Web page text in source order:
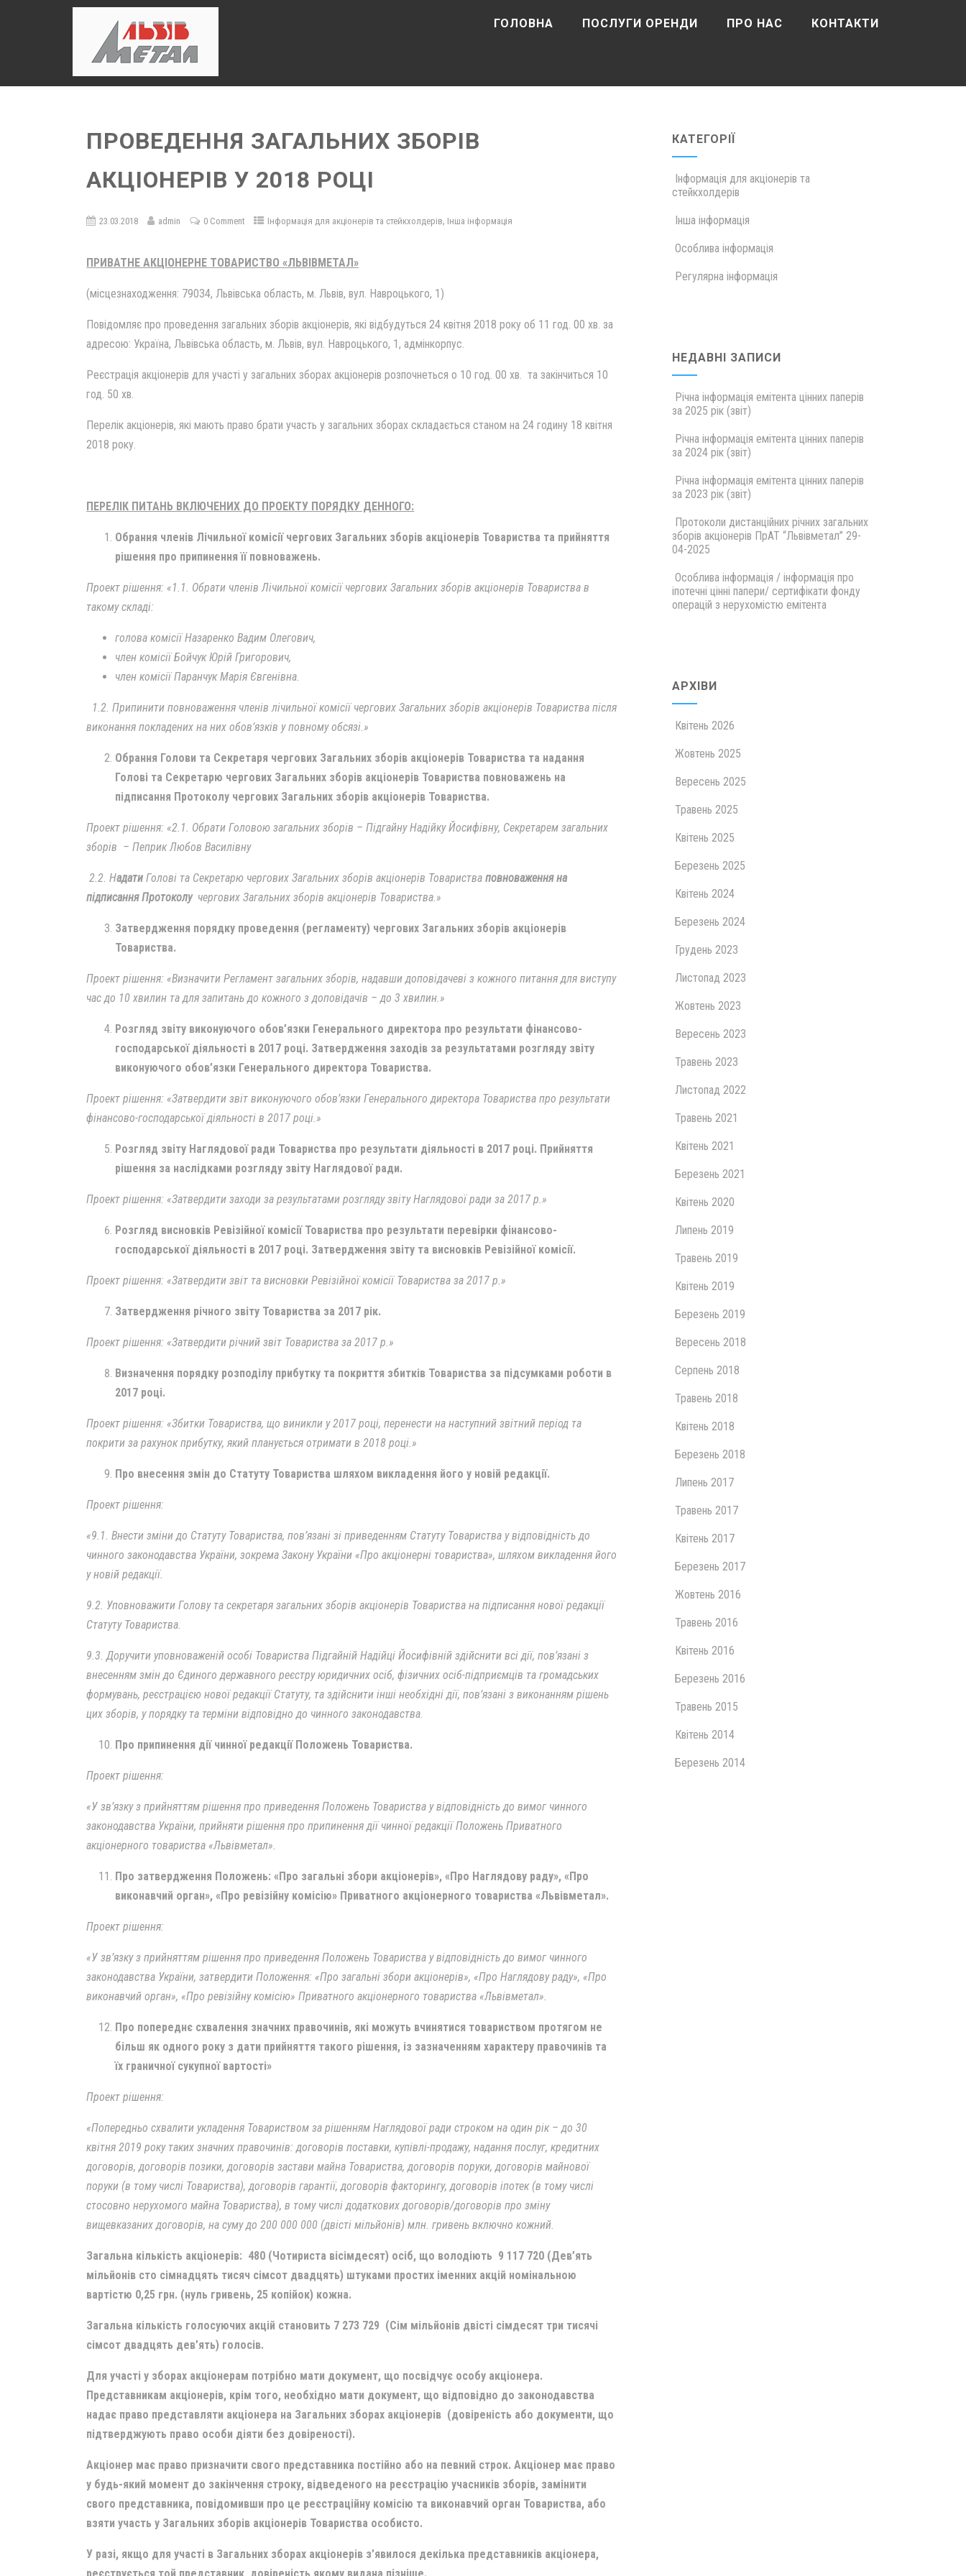
ГОЛОВНА ПОСЛУГИ ОРЕНДИ ПРО НАС КОНТАКТИ
ПРОВЕДЕННЯ ЗАГАЛЬНИХ ЗБОРІВ
АКЦІОНЕРІВ У 2018 РОЦІ
23.03.2018 admin 0 Comment Інформація для акціонерів та стейкхолдерів, Інша інформація
ПРИВАТНЕ АКЦІОНЕРНЕ ТОВАРИСТВО «ЛЬВІВМЕТАЛ»
(місцезнаходження: 79034, Львівська область, м. Львів, вул. Навроцького, 1)
Повідомляє про проведення загальних зборів акціонерів, які відбудуться 24 квітня 2018 року об 11 год. 00 хв. за
адресою: Україна, Львівська область, м. Львів, вул. Навроцького, 1, адмінкорпус.
Реєстрація акціонерів для участі у загальних зборах акціонерів розпочнеться о 10 год. 00 хв. та закінчиться 10
год. 50 хв.
Перелік акціонерів, які мають право брати участь у загальних зборах складається станом на 24 годину 18 квітня
2018 року.
ПЕРЕЛІК ПИТАНЬ ВКЛЮЧЕНИХ ДО ПРОЕКТУ ПОРЯДКУ ДЕННОГО:
Обрання членів Лічильної комісії чергових Загальних зборів акціонерів Товариства та прийняття
рішення про припинення її повноважень.
Проект рішення: «1.1. Обрати членів Лічильної комісії чергових Загальних зборів акціонерів Товариства в
такому складі:
голова комісії Назаренко Вадим Олегович,
член комісії Бойчук Юрій Григорович,
член комісії Паранчук Марія Євгенівна.
1.2. Припинити повноваження членів лічильної комісії чергових Загальних зборів акціонерів Товариства після
виконання покладених на них обов’язків у повному обсязі.»
Обрання Голови та Секретаря чергових Загальних зборів акціонерів Товариства та надання
Голові та Секретарю чергових Загальних зборів акціонерів Товариства повноважень на
підписання Протоколу чергових Загальних зборів акціонерів Товариства.
Проект рішення: «2.1. Обрати Головою загальних зборів – Підгайну Надійку Йосифівну, Секретарем загальних
зборів – Пеприк Любов Василівну
2.2. НадатиГолові та Секретарю чергових Загальних зборів акціонерів Товаристваповноваження на
підписання Протоколу чергових Загальних зборів акціонерів Товариства.»
Затвердження порядку проведення (регламенту) чергових Загальних зборів акціонерів
Товариства.
Проект рішення: «Визначити Регламент загальних зборів, надавши доповідачеві з кожного питання для виступу
час до 10 хвилин та для запитань до кожного з доповідачів – до 3 хвилин.»
Розгляд звіту виконуючого обов’язки Генерального директора про результати фінансово-
господарської діяльності в 2017 році. Затвердження заходів за результатами розгляду звіту
виконуючого обов’язки Генерального директора Товариства.
Проект рішення: «Затвердити звіт виконуючого обов’язки Генерального директора Товариства про результати
фінансово-господарської діяльності в 2017 році.»
Розгляд звіту Наглядової ради Товариства про результати діяльності в 2017 році. Прийняття
рішення за наслідками розгляду звіту Наглядової ради.
Проект рішення: «Затвердити заходи за результатами розгляду звіту Наглядової ради за 2017 р.»
Розгляд висновків Ревізійної комісії Товариства про результати перевірки фінансово-
господарської діяльності в 2017 році. Затвердження звіту та висновків Ревізійної комісії.
Проект рішення: «Затвердити звіт та висновки Ревізійної комісії Товариства за 2017 р.»
Затвердження річного звіту Товариства за 2017 рік.
Проект рішення: «Затвердити річний звіт Товариства за 2017 р.»
Визначення порядку розподілу прибутку та покриття збитків Товариства за підсумками роботи в
2017 році.
Проект рішення: «Збитки Товариства, що виникли у 2017 році, перенести на наступний звітний період та
покрити за рахунок прибутку, який планується отримати в 2018 році.»
Про внесення змін до Статуту Товариства шляхом викладення його у новій редакції.
Проект рішення:
«9.1. Внести зміни до Статуту Товариства, пов’язані зі приведенням Статуту Товариства у відповідність до
чинного законодавства України, зокрема Закону України «Про акціонерні товариства», шляхом викладення його
у новій редакції.
9.2. Уповноважити Голову та секретаря загальних зборів акціонерів Товариства на підписання нової редакції
Статуту Товариства.
9.3. Доручити уповноваженій особі Товариства Підгайній Надійці Йосифівній здійснити всі дії, пов’язані з
внесенням змін до Єдиного державного реєстру юридичних осіб, фізичних осіб-підприємців та громадських
формувань, реєстрацією нової редакції Статуту, та здійснити інші необхідні дії, пов’язані з виконанням рішень
цих зборів, у порядку та терміни відповідно до чинного законодавства.
Про припинення дії чинної редакції Положень Товариства.
Проект рішення:
«У зв’язку з прийняттям рішення про приведення Положень Товариства у відповідність до вимог чинного
законодавства України, прийняти рішення про припинення дії чинної редакції Положень Приватного
акціонерного товариства «Львівметал».
Про затвердження Положень: «Про загальні збори акціонерів», «Про Наглядову раду», «Про
виконавчий орган», «Про ревізійну комісію» Приватного акціонерного товариства «Львівметал».
Проект рішення:
«У зв’язку з прийняттям рішення про приведення Положень Товариства у відповідність до вимог чинного
законодавства України, затвердити Положення: «Про загальні збори акціонерів», «Про Наглядову раду», «Про
виконавчий орган», «Про ревізійну комісію» Приватного акціонерного товариства «Львівметал».
Про попереднє схвалення значних правочинів, які можуть вчинятися товариством протягом не
більш як одного року з дати прийняття такого рішення, із зазначенням характеру правочинів та
їх граничної сукупної вартості»
Проект рішення:
«Попередньо схвалити укладення Товариством за рішенням Наглядової ради строком на один рік – до 30
квітня 2019 року таких значних правочинів: договорів поставки, купівлі-продажу, надання послуг, кредитних
договорів, договорів позики, договорів застави майна Товариства, договорів поруки, договорів майнової
поруки (в тому числі Товариства), договорів гарантії, договорів факторингу, договорів іпотек (в тому числі
стосовно нерухомого майна Товариства), в тому числі додаткових договорів/договорів про зміну
вищевказаних договорів, на суму до 200 000 000 (двісті мільйонів) млн. гривень включно кожний.
Загальна кількість акціонерів: 480 (Чотириста вісімдесят) осіб, що володіють 9 117 720 (Дев’ять
мільйонів сто сімнадцять тисяч сімсот двадцять) штуками простих іменних акцій номінальною
вартістю 0,25 грн. (нуль гривень, 25 копійок) кожна.
Загальна кількість голосуючих акцій становить 7 273 729 (Сім мільйонів двісті сімдесят три тисячі
сімсот двадцять дев’ять) голосів.
Для участі у зборах акціонерам потрібно мати документ, що посвідчує особу акціонера.
Представникам акціонерів, крім того, необхідно мати документ, що відповідно до законодавства
надає право представляти акціонера на Загальних зборах акціонерів (довіреність або документи, що
підтверджують право особи діяти без довіреності).
Акціонер має право призначити свого представника постійно або на певний строк. Акціонер має право
у будь-який момент до закінчення строку, відведеного на реєстрацію учасників зборів, замінити
свого представника, повідомивши про це реєстраційну комісію та виконавчий орган Товариства, або
взяти участь у Загальних зборів акціонерів Товариства особисто.
У разі, якщо для участі в Загальних зборах акціонерів з’явилося декілька представників акціонера,
КАТЕГОРІЇ
Інформація для акціонерів та
стейкхолдерів
Інша інформація
Особлива інформація
Регулярна інформація
НЕДАВНІ ЗАПИСИ
Річна інформація емітента цінних паперів
за 2025 рік (звіт)
Річна інформація емітента цінних паперів
за 2024 рік (звіт)
Річна інформація емітента цінних паперів
за 2023 рік (звіт)
Протоколи дистанційних річних загальних
зборів акціонерів ПрАТ “Львівметал” 29-
04-2025
Особлива інформація / інформація про
іпотечні цінні папери/ сертифікати фонду
операцій з нерухомістю емітента
АРХІВИ
Квітень 2026
Жовтень 2025
Вересень 2025
Травень 2025
Квітень 2025
Березень 2025
Квітень 2024
Березень 2024
Грудень 2023
Листопад 2023
Жовтень 2023
Вересень 2023
Травень 2023
Листопад 2022
Травень 2021
Квітень 2021
Березень 2021
Квітень 2020
Липень 2019
Травень 2019
Квітень 2019
Березень 2019
Вересень 2018
Серпень 2018
Травень 2018
Квітень 2018
Березень 2018
Липень 2017
Травень 2017
Квітень 2017
Березень 2017
Жовтень 2016
Травень 2016
Квітень 2016
Березень 2016
Травень 2015
Квітень 2014
Березень 2014